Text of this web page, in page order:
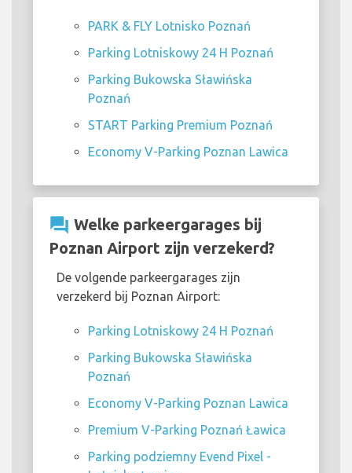
PARK & FLY Lotnisko Poznań
Parking Lotniskowy 24 H Poznań
Parking Bukowska Sławińska
Poznań
START Parking Premium Poznań
Economy V-Parking Poznan Lawica
question_answer Welke parkeergarages bij
Poznan Airport zijn verzekerd?
De volgende parkeergarages zijn
verzekerd bij Poznan Airport:
Parking Lotniskowy 24 H Poznań
Parking Bukowska Sławińska
Poznań
Economy V-Parking Poznan Lawica
Premium V-Parking Poznań Ławica
Parking podziemny Evend Pixel -